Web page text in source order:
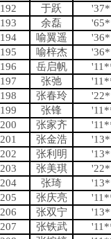
192
于跃
193
余磊
194
喻翼遥
195
喻梓杰
196
岳启帆
197
张弛
198
张春玲
199
张锋
200
张家齐
201
张金浩
202
张利明
203
张美琪
204
张琦
205
张庆亮
206
张双宁
207
张铁武